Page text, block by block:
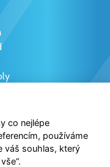
co nejlépe
používáme
váš souhlas, který